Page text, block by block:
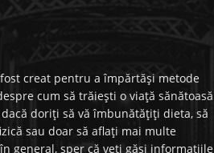
fost creat pentru a împărtăși metode
cum să trăiești o viață sănătoasă
doriți să vă îmbunătățiți dieta, să
sau doar să aflați mai multe
general, sper că veți găsi informațiile